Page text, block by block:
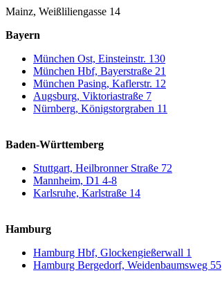
Mainz, Weißliliengasse 14
Bayern
München Ost, Einsteinstr. 130
München Hbf, Bayerstraße 21
München Pasing, Kaflerstr. 12
Augsburg, Viktoriastraße 7
Nürnberg, Königstorgraben 11
Baden-Württemberg
Stuttgart, Heilbronner Straße 72
Mannheim, D1 4-8
Karlsruhe, Karlstraße 14
Hamburg
Hamburg Hbf, Glockengießerwall 1
Hamburg Bergedorf, Weidenbaumsweg 55